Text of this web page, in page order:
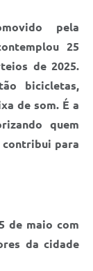
pela
25
de 2025.
bicicletas,
de som. É a
quem
contribui para
de maio com
da cidade